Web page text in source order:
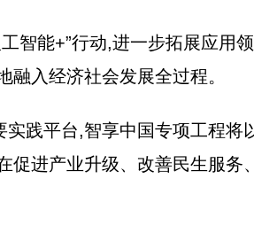
智能+”行动,进一步拓展应用
融入经济社会发展全过程。
践平台,智享中国专项工程将
促进产业升级、改善民生服务